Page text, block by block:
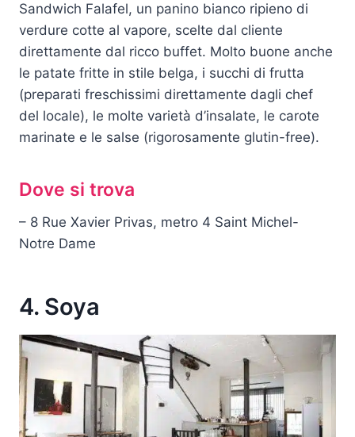
Sandwich Falafel, un panino bianco ripieno di
verdure cotte al vapore, scelte dal cliente
direttamente dal ricco buffet. Molto buone anche
le patate fritte in stile belga, i succhi di frutta
(preparati freschissimi direttamente dagli chef
del locale), le molte varietà d’insalate, le carote
marinate e le salse (rigorosamente glutin-free).
Dove si trova
– 8 Rue Xavier Privas, metro 4 Saint Michel-
Notre Dame
4. Soya